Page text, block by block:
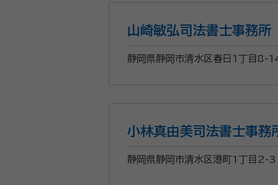
山崎敏弘司法書士事務所
静岡県静岡市清水区春日1丁目8-
小林真由美司法書士事務
静岡県静岡市清水区港町1丁目2-3